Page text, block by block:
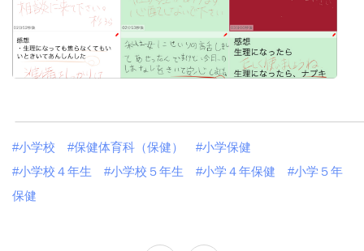
#小学校 #保健体育科（保健）
#小学保健
#小学校４年生
#小学校５年生 #小学４年保健
#小学５年
保健